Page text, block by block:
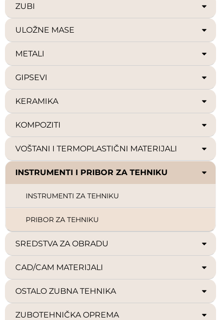
ZUBI
ULOŽNE MASE
METALI
GIPSEVI
KERAMIKA
KOMPOZITI
VOŠTANI I TERMOPLASTIČNI MATERIJALI
INSTRUMENTI I PRIBOR ZA TEHNIKU
INSTRUMENTI ZA TEHNIKU
PRIBOR ZA TEHNIKU
SREDSTVA ZA OBRADU
CAD/CAM MATERIJALI
OSTALO ZUBNA TEHNIKA
ZUBOTEHNIČKA OPREMA